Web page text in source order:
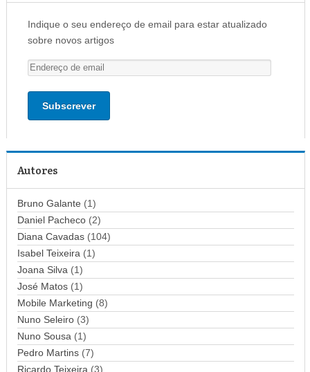
Indique o seu endereço de email para estar atualizado
sobre novos artigos
E
n
d
o
d
e
e
m
a
i
l
Autores
Bruno Galante (1)
Daniel Pacheco(2)
Diana Cavadas(104)
Isabel Teixeira (1)
Joana Silva (1)
José Matos(1)
Mobile Marketing (8)
Nuno Seleiro(3)
Nuno Sousa (1)
Pedro Martins(7)
Ricardo Teixeira (3)